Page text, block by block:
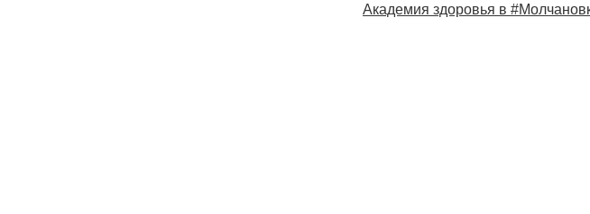
Навигация
Академия здоровья в